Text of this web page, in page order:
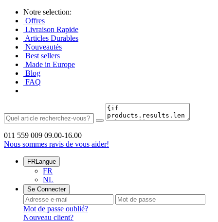
Notre selection:
Offres
Livraison Rapide
Articles Durables
Nouveautés
Best sellers
Made in Europe
Blog
FAQ
011 559 009 09.00-16.00
Nous sommes ravis de vous aider!
FRLangue
FR
NL
Se Connecter
Mot de passe oublié?
Nouveau client?